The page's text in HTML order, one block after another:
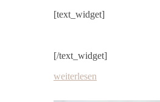
[text_widget]
[/text_widget]
weiterlesen